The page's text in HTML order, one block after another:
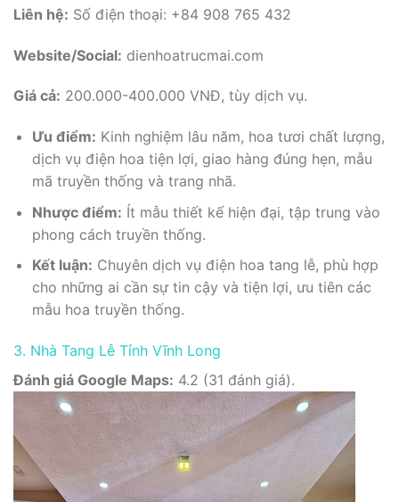
Liên hệ: Số điện thoại: +84 908 765 432
Website/Social: dienhoatrucmai.com
Giá cả: 200.000-400.000 VNĐ, tùy dịch vụ.
Ưu điểm: Kinh nghiệm lâu năm, hoa tươi chất lượng,
dịch vụ điện hoa tiện lợi, giao hàng đúng hẹn, mẫu
mã truyền thống và trang nhã.
Nhược điểm: Ít mẫu thiết kế hiện đại, tập trung vào
phong cách truyền thống.
Kết luận: Chuyên dịch vụ điện hoa tang lễ, phù hợp
cho những ai cần sự tin cậy và tiện lợi, ưu tiên các
mẫu hoa truyền thống.
3. Nhà Tang Lễ Tỉnh Vĩnh Long
Đánh giá Google Maps: 4.2 (31 đánh giá).